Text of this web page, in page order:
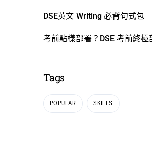
DSE英文 Writing 必背句式包
考前點樣部署？DSE 考前終極
Tags
POPULAR SKILLS